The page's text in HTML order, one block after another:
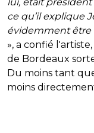
lui, était président
ce qu’il explique
évidemment être
», a confié
de Bordeaux
Du moins tant
moins